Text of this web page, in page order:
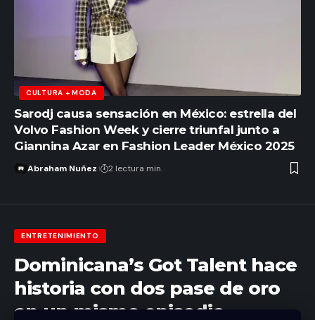
CULTURA + MODA
Sarodj causa sensación en México: estrella del
Volvo Fashion Week y cierre triunfal junto a
Giannina Azar en Fashion Leader México 2025
Abraham Nuñez 2 lectura min.
ENTRETENIMIENTO
Dominicana’s Got Talent hace
historia con dos pase de oro
en un mismo episodio